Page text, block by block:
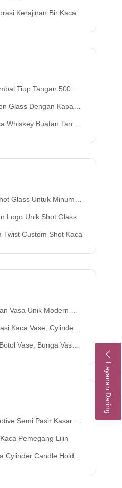
Layanan Daring
Kerajinan Bir Kaca
Minum Artisan Untuk Wiski Dan Jus
- Clear Tumbler Untuk Whiskey Dan Cocktail
Tangan Mengubah Dasar
Untuk Minuman Beralkohol
Logo Unik Shot Glass
Twist Custom Shot Kaca
Untuk Rumah Kantor Pernikahan ((Ukuran S)
Vase Centerpieces Dengan Pola
Kaca Untuk Dekorasi Rumah
Pasir Kasar Permukaan
Pemegang Lilin
Kaca Votive Candle Holder